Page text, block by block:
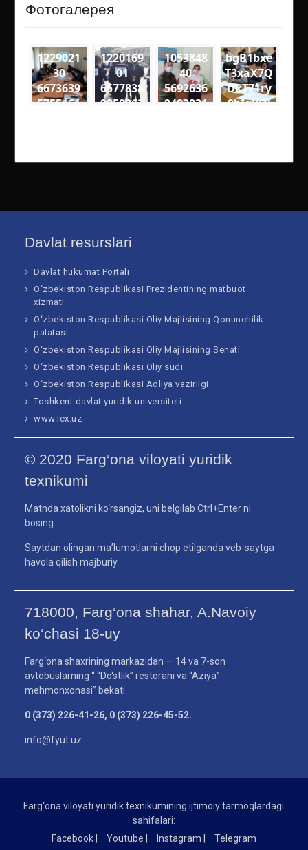
Фотогалерея
1229021
30
6673639
5755161
19574 n
1220169
01
6577838
9850962
79184 n
1053848
40
5692636
9402831
62468 n
bgB1bxe
T3xaX7Q
DkT71ry
9bIgkQj
Davlat resurslari
Davlat hukumat Portali
O‘zbekiston Respublikasi Prezidentining matbuot
xizmati
O‘zbekiston Respublikasi Oliy Majlisining Qonunchilik
palatasi
O‘zbekiston Respublikasi Oliy Majlisining Senati
O‘zbekiston Respublikasi Oliy sudi
O‘zbekiston Respublikasi Adliya vazirligi
Toshkent davlat yuridik universiteti
www.lex.uz
© 2020 Farg‘ona viloyati yuridik
texnikumi
Matnda xatolikni ko‘rsangiz, uni belgilab Ctrl+Enter ni
bosing.
Saytdan olingan ma’lumotlarni chop etilganda veb-saytga
havola qilish majburiy
718000, Farg‘ona shahar, A.Navoiy
ko‘chasi 18-uy
Farg‘ona shaxrining markazidan — 14 va 7-son
avtobuslarning “ “Do‘stlik” restorani va “Aziya”
mehmonxonasi” bekati.
0 (373) 226-41-26, 0 (373) 226-45-52.
info@fyut.uz
Farg‘ona viloyati yuridik texnikumining ijtimoiy tarmoqlardagi
sahifalari:
Facebook |
Youtube | Instagram | Telegram